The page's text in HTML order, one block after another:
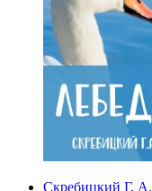
Скребицкий Г. А.